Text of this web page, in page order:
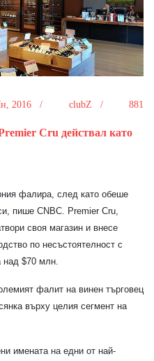
2016 / clubZ / 881
Cru действал като
фалира, след като обеше
пише CNBC. Premier Cru,
своя магазин и внесе
по несъстоятелност с
над $70 млн.
фалит на винен търговец
върху целия сегмент на
имената на едни от най-